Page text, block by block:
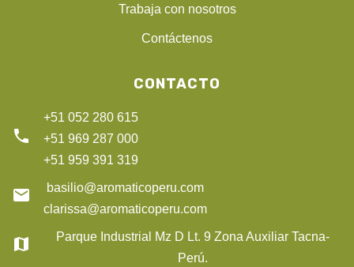
Trabaja con nosotros
Contáctenos
CONTACTO
phone
+51 052 280 615
+51 969 287 000
+51 959 391 319
email
basilio@aromaticoperu.com
clarissa@aromaticoperu.com
map
Parque Industrial Mz D Lt. 9 Zona Auxiliar Tacna-
Perú.